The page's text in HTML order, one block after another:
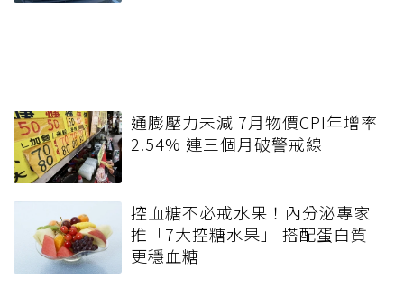
通膨壓力未減 7月物價CPI年增率
2.54% 連三個月破警戒線
控血糖不必戒水果！內分泌專家
推「7大控糖水果」 搭配蛋白質
更穩血糖